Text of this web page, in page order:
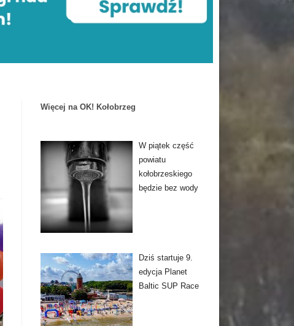
Więcej na OK! Kołobrzeg
W piątek część
powiatu
kołobrzeskiego
będzie bez wody
Dziś startuje 9.
edycja Planet
Baltic SUP Race